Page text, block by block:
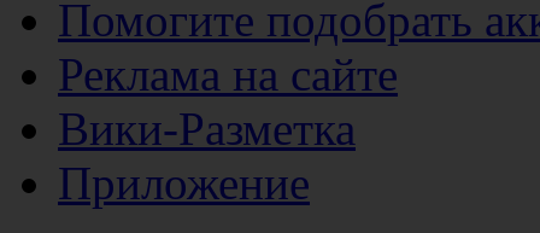
Помогите подобрать
Реклама на сайте
Вики-Разметка
Приложение